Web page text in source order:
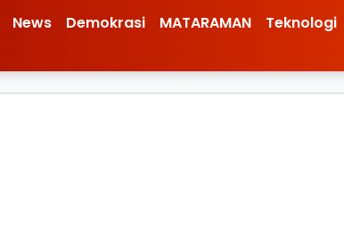
News Demokrasi MATARAMAN Teknologi